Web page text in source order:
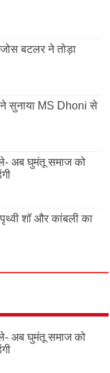
बटलर ने तोड़ा
सुनाया MS Dhoni से
अब घुमंतू समाज को
पृथ्वी शॉ और कांबली का
अब घुमंतू समाज को